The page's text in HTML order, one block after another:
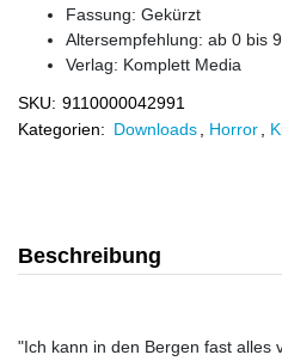
Fassung: Gekürzt
Altersempfehlung: ab 0 bis
Verlag: Komplett Media
SKU: 9110000042991
Kategorien: Downloads Horror
Beschreibung
"Ich kann in den Bergen fast alles